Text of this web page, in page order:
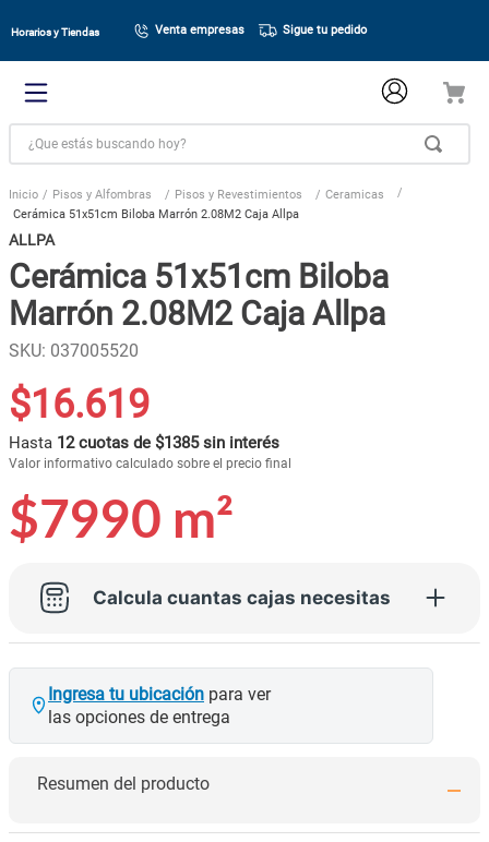
Horarios y Tiendas Venta empresas Sigue tu pedido
¿Que estás buscando hoy?
Pisos y Alfombras Pisos y Revestimientos
Ceramicas
Cerámica 51x51cm Biloba Marrón 2.08M2 Caja Allpa
ALLPA
Cerámica 51x51cm Biloba
Marrón 2.08M2 Caja Allpa
SKU: 037005520
$16.619
Hasta 12 cuotas de $1385 sin interés
Valor informativo calculado sobre el precio final
$7990 m²
Calcula cuantas cajas necesitas
Ingresa tu ubicación para ver
las opciones de entrega
Resumen del producto